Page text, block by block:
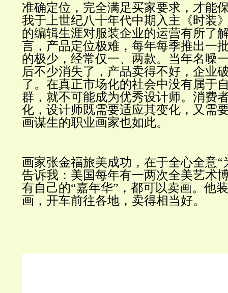
准确定位，完全满足买家要求，才能
我于上世纪八十年代中期入主《时装
的编辑生涯对服装企业的运营有所了
言，产品定位极难，每年每季推出一
的极少，经常仅一、两款。当年名噪
后不少消失了，产品卖得不好，企业
了。在真正市场化的社会中没有属于
群，就不可能成为优秀设计师。消费
化，设计师既需要适应其变化，又需
画谋生的职业画家也如此。
画家张金福旅美成功，在于全心全意“
告诉我：美国每年有一两次全美艺术
有自己的“嘉年华”，都可以卖画。他
画，开车前往各地，卖得相当好。